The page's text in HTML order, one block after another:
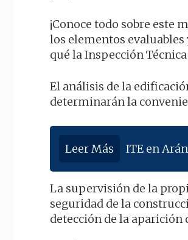
¡Conoce todo sobre
los elementos
qué la Inspección
El análisis de la
determinarán la
Leer Más ITE en
La supervisión de la
seguridad de la
detección de la aparición